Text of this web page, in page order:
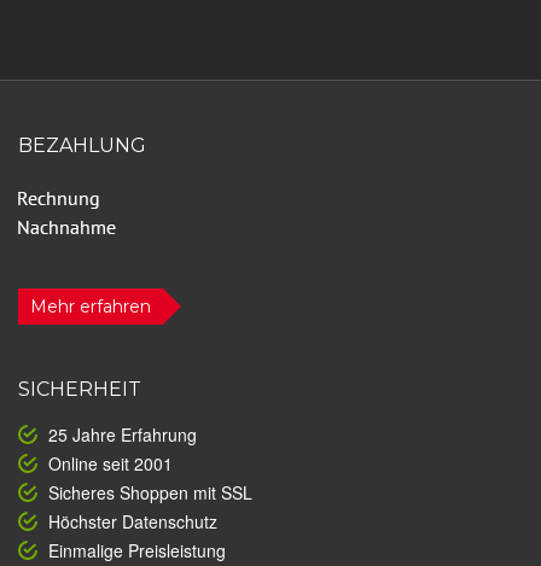
BEZAHLUNG
Mehr erfahren
SICHERHEIT
25 Jahre Erfahrung
Online seit 2001
Sicheres Shoppen mit SSL
Höchster Datenschutz
Einmalige Preisleistung